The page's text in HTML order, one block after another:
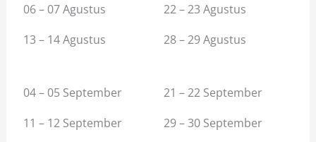
06 – 07 Agustus
22 – 23 Agustus
13 – 14 Agustus
28 – 29 Agustus
04 – 05 September
21 – 22 September
11 – 12 September
29 – 30 September